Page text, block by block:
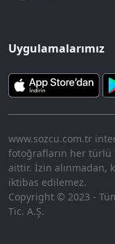
Uygulamalarımız
www.sozcu.com.tr
fotoğrafların her türlü
aittir. İzin alınmadan,
iktibas edilemez.
Copyright © 2023 -
Tic. A.Ş.